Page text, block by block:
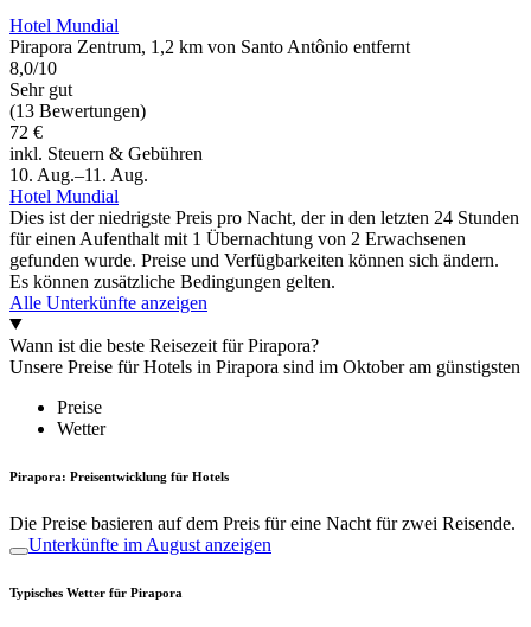
Hotel Mundial
Pirapora Zentrum, 1,2 km von Santo Antônio entfernt
8,0/10
Sehr gut
(13 Bewertungen)
72 €
inkl. Steuern & Gebühren
10. Aug.–11. Aug.
Hotel Mundial
Dies ist der niedrigste Preis pro Nacht, der in den letzten 24 Stunden
für einen Aufenthalt mit 1 Übernachtung von 2 Erwachsenen
gefunden wurde. Preise und Verfügbarkeiten können sich ändern.
Es können zusätzliche Bedingungen gelten.
Alle Unterkünfte anzeigen
Wann ist die beste Reisezeit für Pirapora?
Unsere Preise für Hotels in Pirapora sind im Oktober am günstigsten
Preise
Wetter
Pirapora: Preisentwicklung für Hotels
Die Preise basieren auf dem Preis für eine Nacht für zwei Reisende.
Unterkünfte im August anzeigen
Typisches Wetter für Pirapora